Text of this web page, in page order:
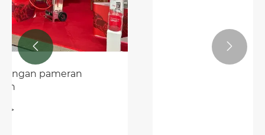
Panggunaan tents pameran
 